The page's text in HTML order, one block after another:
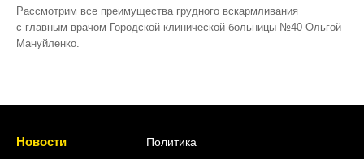
Рассмотрим все преимущества грудного вскармливания
с главным врачом Городской клинической больницы №40 Ольгой
Мануйленко.
Новости
Политика